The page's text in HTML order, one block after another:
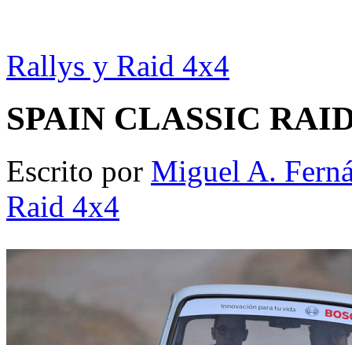
Rallys y Raid 4x4
SPAIN CLASSIC
Escrito por Miguel A.
Raid 4x4